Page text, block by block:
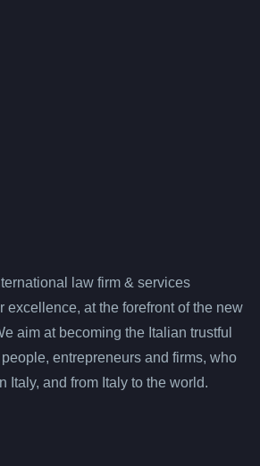
law firm & services
excellence, at the forefront of the new
aim at becoming the Italian trustful
entrepreneurs and firms, who
Italy, and from Italy to the world.